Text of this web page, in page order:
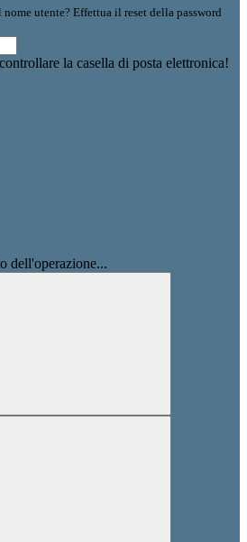
utente? Effettua il reset della password
la casella di posta elettronica!
dell'operazione...